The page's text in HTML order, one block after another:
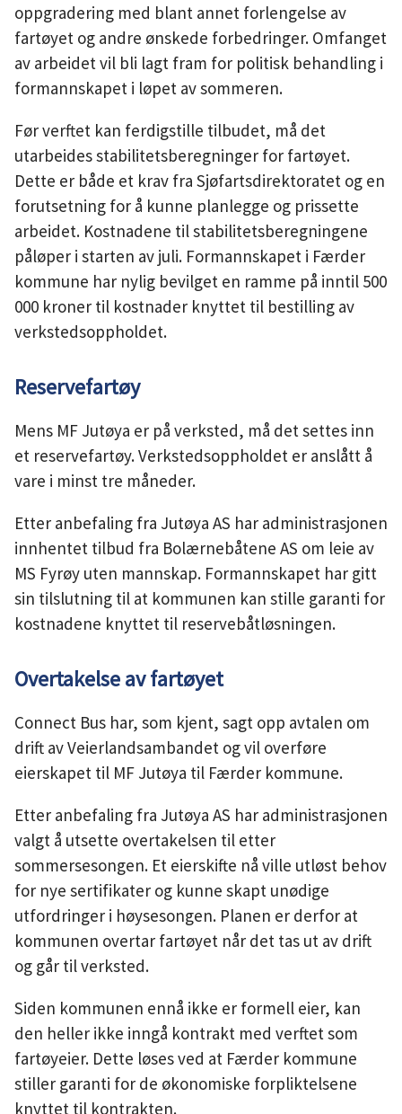
oppgradering med blant annet forlengelse av
fartøyet og andre ønskede forbedringer. Omfanget
av arbeidet vil bli lagt fram for politisk behandling i
formannskapet i løpet av sommeren.
Før verftet kan ferdigstille tilbudet, må det
utarbeides stabilitetsberegninger for fartøyet.
Dette er både et krav fra Sjøfartsdirektoratet og en
forutsetning for å kunne planlegge og prissette
arbeidet. Kostnadene til stabilitetsberegningene
påløper i starten av juli. Formannskapet i Færder
kommune har nylig bevilget en ramme på inntil 500
000 kroner til kostnader knyttet til bestilling av
verkstedsoppholdet.
Reservefartøy
Mens MF Jutøya er på verksted, må det settes inn
et reservefartøy. Verkstedsoppholdet er anslått å
vare i minst tre måneder.
Etter anbefaling fra Jutøya AS har administrasjonen
innhentet tilbud fra Bolærnebåtene AS om leie av
MS Fyrøy uten mannskap. Formannskapet har gitt
sin tilslutning til at kommunen kan stille garanti for
kostnadene knyttet til reservebåtløsningen.
Overtakelse av fartøyet
Connect Bus har, som kjent, sagt opp avtalen om
drift av Veierlandsambandet og vil overføre
eierskapet til MF Jutøya til Færder kommune.
Etter anbefaling fra Jutøya AS har administrasjonen
valgt å utsette overtakelsen til etter
sommersesongen. Et eierskifte nå ville utløst behov
for nye sertifikater og kunne skapt unødige
utfordringer i høysesongen. Planen er derfor at
kommunen overtar fartøyet når det tas ut av drift
og går til verksted.
Siden kommunen ennå ikke er formell eier, kan
den heller ikke inngå kontrakt med verftet som
fartøyeier. Dette løses ved at Færder kommune
stiller garanti for de økonomiske forpliktelsene
knyttet til kontrakten.